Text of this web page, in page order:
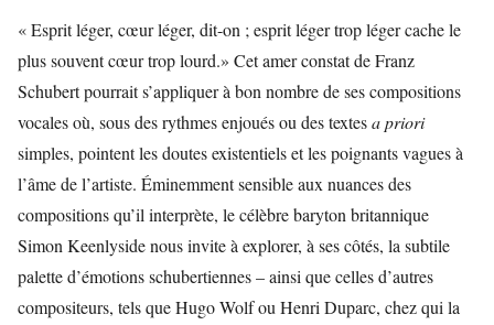
« Esprit léger, cœur léger, dit-on ; esprit léger trop léger cache le
plus souvent cœur trop lourd.» Cet amer constat de Franz
Schubert pourrait s’appliquer à bon nombre de ses compositions
vocales où, sous des rythmes enjoués ou des textesa priori
simples, pointent les doutes existentiels et les poignants vagues à
l’âme de l’artiste. Éminemment sensible aux nuances des
compositions qu’il interprète, le célèbre baryton britannique
Simon Keenlyside nous invite à explorer, à ses côtés, la subtile
palette d’émotions schubertiennes – ainsi que celles d’autres
compositeurs, tels que Hugo Wolf ou Henri Duparc, chez qui la